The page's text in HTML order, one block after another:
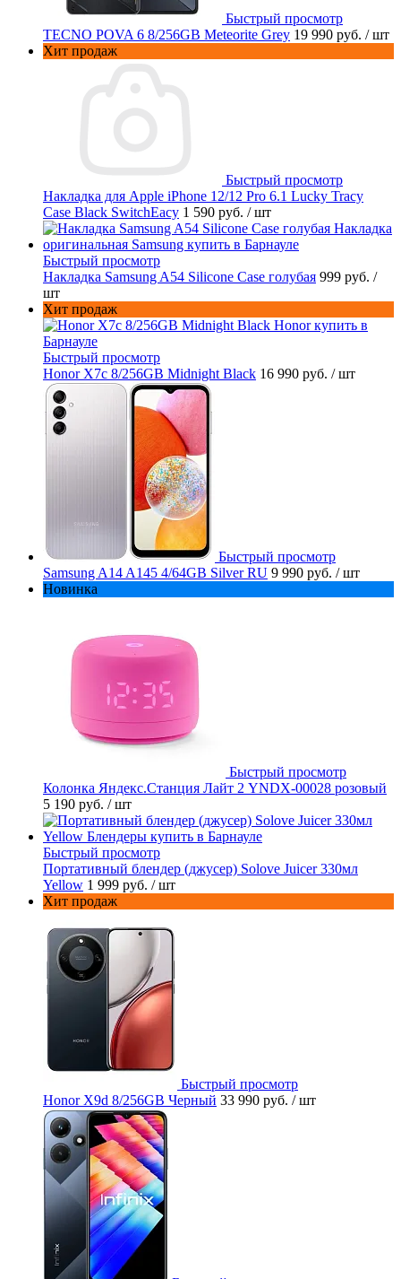
Быстрый просмотр
TECNO POVA 6 8/256GB Meteorite Grey 19 990 руб. / шт
Хит продаж
Быстрый просмотр
Накладка для Apple iPhone 12/12 Pro 6.1 Lucky Tracy
Case Black SwitchEacy 1 590 руб. / шт
Быстрый просмотр
Накладка Samsung A54 Silicone Case голубая 999 руб. /
шт
Хит продаж
Быстрый просмотр
Honor X7c 8/256GB Midnight Black 16 990 руб. / шт
Быстрый просмотр
Samsung A14 A145 4/64GB Silver RU 9 990 руб. / шт
Новинка
Быстрый просмотр
Колонка Яндекс.Станция Лайт 2 YNDX-00028 розовый
5 190 руб. / шт
Быстрый просмотр
Портативный блендер (джусер) Solove Juicer 330мл
Yellow 1 999 руб. / шт
Хит продаж
Быстрый просмотр
Honor X9d 8/256GB Черный 33 990 руб. / шт